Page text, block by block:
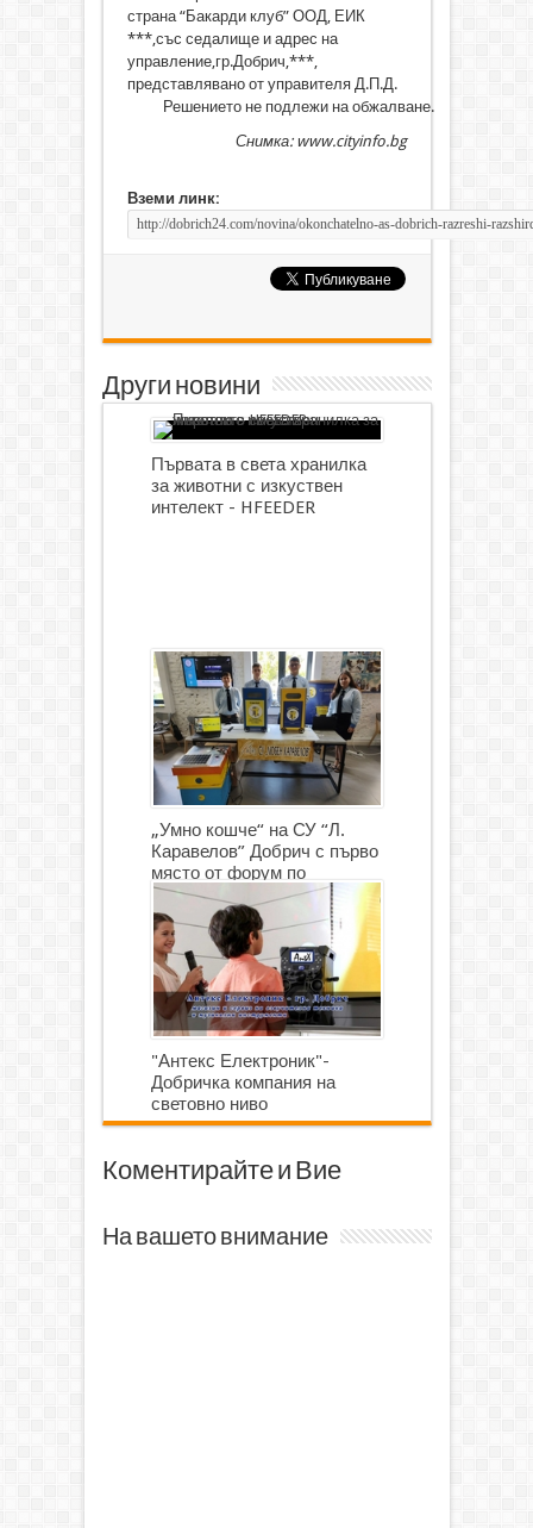
страна “Бакарди клуб” ООД, ЕИК
***,със седалище и адрес на
управление,гр.Добрич,***,
представлявано от управителя Д.П.Д.
Решението не подлежи на обжалване.
Снимка: www.cityinfo.bg
Вземи линк:
Други новини
Първата в света хранилка
за животни с изкуствен
интелект - HFEEDER
„Умно кошче“ на СУ “Л.
Каравелов” Добрич с първо
място от форум по
роботика
"Антекс Електроник"-
Добричка компания на
световно ниво
Коментирайте и Вие
На вашето внимание